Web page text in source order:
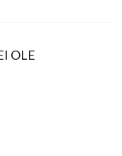
OLE